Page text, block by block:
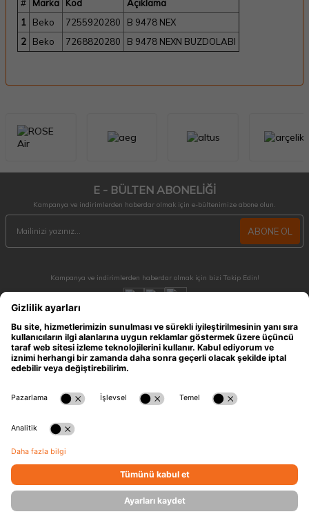
# Marka Kod
Açıklama
1
Beko 7255920280
B 9478 NEX
2
Beko 7268820280 B 9478 NEXN BUZDOLABI
E - BÜLTEN ABONELİĞİ
Kampanya ve indirimlerden haberdar olmak için e-bültenimize abone olun.
ABONE OL
Kampanya ve indirimlerden haberdar olmak için bizi Takip Edin!
MÜŞTERİ HİZMETLERİ
Hafta içi 09:30 - 18:30 / Hafta sonu 10:00 - 17:00 arası merak ettiğiniz tüm sorular ve
siparişleriniz için ulaşabilirsiniz.
ÖNEMLİ BİLGİLER
HIZLI ERİŞİM
KATEGORİLER
İLETİŞİM